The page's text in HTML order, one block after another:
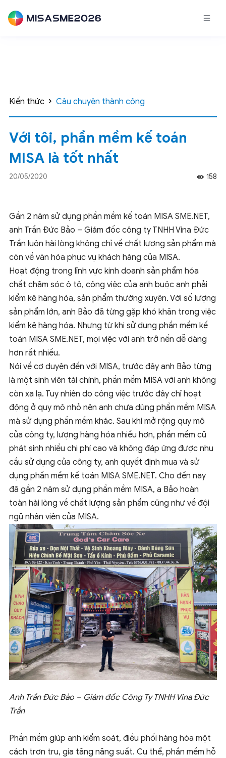
Kiến thức Câu chuyện thành công
Với tôi, phần mềm kế toán
MISA là tốt nhất
20/05/2020 158
Gần 2 năm sử dụng phần mềm kế toán MISA SME.NET,
anh Trần Đức Bảo – Giám đốc công ty TNHH Vina Đức
Trần luôn hài lòng không chỉ về chất lượng sản phẩm mà
còn về văn hóa phục vụ khách hàng của MISA.
Hoạt động trong lĩnh vực kinh doanh sản phẩm hóa
chất chăm sóc ô tô, công việc của anh buộc anh phải
kiểm kê hàng hóa, sản phẩm thường xuyên. Với số lượng
sản phẩm lớn, anh Bảo đã từng gặp khó khăn trong việc
kiểm kê hàng hóa. Nhưng từ khi sử dụng phần mềm kế
toán MISA SME.NET, mọi việc với anh trở nến dễ dàng
hơn rất nhiều.
Nói về cơ duyên đến với MISA, trước đây anh Bảo từng
là một sinh viên tài chính, phần mềm MISA với anh không
còn xa lạ. Tuy nhiên do công việc trước đây chỉ hoạt
động ở quy mô nhỏ nên anh chưa dùng phần mềm MISA
mà sử dụng phần mềm khác. Sau khi mở rộng quy mô
của công ty, lượng hàng hóa nhiều hơn, phần mềm cũ
phát sinh nhiều chi phí cao và không đáp ứng được nhu
cầu sử dụng của công ty, anh quyết định mua và sử
dụng phần mềm kế toán MISA SME.NET. Cho đến nay
đã gần 2 năm sử dụng phần mềm MISA, a Bảo hoàn
toàn hài lòng về chất lượng sản phẩm cũng như về đội
ngũ nhân viên của MISA.
Anh Trần Đức Bảo – Giám đốc Công Ty TNHH Vina Đức
Trần
Phần mềm giúp anh kiểm soát, điều phối hàng hóa một
cách trơn tru, gia tăng năng suất. Cụ thể, phần mềm hỗ